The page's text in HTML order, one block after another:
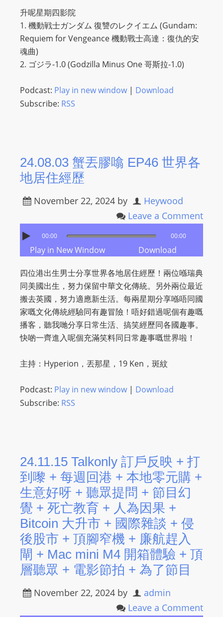
升呢星期四影院
1. 機動戦士ガンダム 復讐のレクイエム (Gundam:
Requiem for Vengeance 機動戰士高達：復仇的安
魂曲)
2. ゴジラ-1.0 (Godzilla Minus One 哥斯拉-1.0)
Podcast: Play in new window| Download
Subscribe: RSS
24.08.03 蟹丟膠噏 EP46 世界各
地居住經歷
November 22, 2024 by
Heywood
Leave a Comment
00:00 00:00
Play in New Window Download
四位港出生男士分享世界各地居住經歷！兩位喺瑞典
同美國出生，努力保留中華文化傳統。另外兩位最近
搬去英國，努力適應新生活。每兩星期分享喺唔同國
家嘅文化傳統經驗同有趣冒險！唔好錯過呢個有趣嘅
播客，聽我哋分享日常生活、搞笑經歷同各國趣事。
快啲一齊進入呢個充滿笑料同日常趣事嘅世界啦！
主持：Hyperion，丟那星，19 Ken，斑紋
Podcast: Play in new window| Download
Subscribe: RSS
24.11.15 Talkonly 訂戶反映 + 打
到嚟 + 每週回港 + 本地零元購 +
生意好呀 + 聽眾提問 + 節目幻
覺 + 死亡教育 + 人為因果 +
Bitcoin 大升市 + 國際雜談 + 侵
後股市 + 頂腳窄機 + 廉航趕入
閘 + Mac mini M4 開箱體驗 + 頂
層聽眾 + 電影節拍 + 為了節目
November 22, 2024 by
admin
Leave a Comment